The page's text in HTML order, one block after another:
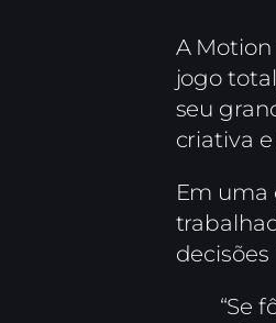
A
jogo
seu
criativa
Em uma
decisões
“Se